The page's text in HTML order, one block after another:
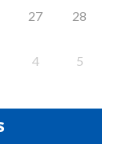
27 28
4 5